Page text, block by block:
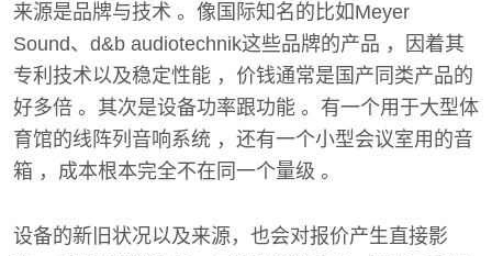
来源是品牌与技术 。像国际知名的比如Meyer
Sound、d&b audiotechnik这些品牌的产品 ，因着其
专利技术以及稳定性能 ，价钱通常是国产同类产品的
好多倍 。其次是设备功率跟功能 。有一个用于大型体
育馆的线阵列音响系统 ，还有一个小型会议室用的音
箱 ，成本根本完全不在同一个量级 。
设备的新旧状况以及来源，也会对报价产生直接影